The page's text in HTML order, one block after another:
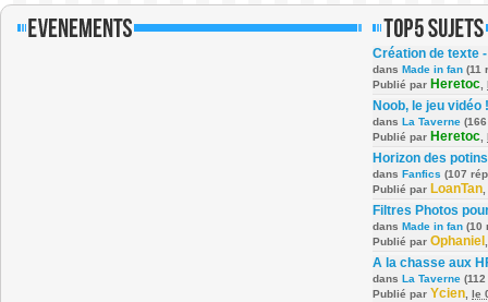
Création de texte
dans Made in fan (11
Publié par Heretoc
Noob, le jeu vidéo !
dans La Taverne
Publié par Heretoc
Horizon des potins
dans Fanfics (107
Publié par LoanTan
Filtres Photos
dans Made in fan (10
Publié par Ophaniel
A la chasse aux
dans La Taverne
Publié par Ycien le